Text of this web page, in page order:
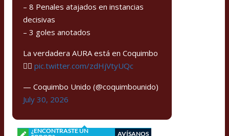
– 8 Penales atajados en instancias
decisivas
– 3 goles anotados
La verdadera AURA está en Coquimbo
🏴‍☠️ pic.twitter.com/zdHjVtyUQc
— Coquimbo Unido (@coquimbounido)
July 30, 2026
¿ENCONTRASTE UN
AVÍSANOS